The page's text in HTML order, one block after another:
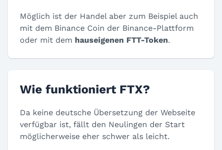
Möglich ist der Handel aber zum Beispiel auch
mit dem Binance Coin der Binance-Plattform
oder mit dem hauseigenen FTT-Token.
Wie funktioniert FTX?
Da keine deutsche Übersetzung der Webseite
verfügbar ist, fällt den Neulingen der Start
möglicherweise eher schwer als leicht.